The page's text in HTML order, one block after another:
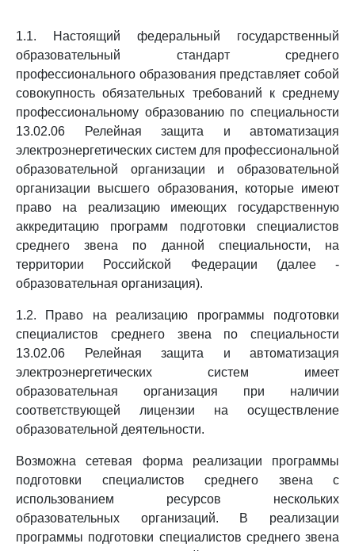
1.1. Настоящий федеральный государственный
образовательный стандарт среднего
профессионального образования представляет собой
совокупность обязательных требований к среднему
профессиональному образованию по специальности
13.02.06 Релейная защита и автоматизация
электроэнергетических систем для профессиональной
образовательной организации и образовательной
организации высшего образования, которые имеют
право на реализацию имеющих государственную
аккредитацию программ подготовки специалистов
среднего звена по данной специальности, на
территории Российской Федерации (далее -
образовательная организация).
1.2. Право на реализацию программы подготовки
специалистов среднего звена по специальности
13.02.06 Релейная защита и автоматизация
электроэнергетических систем имеет
образовательная организация при наличии
соответствующей лицензии на осуществление
образовательной деятельности.
Возможна сетевая форма реализации программы
подготовки специалистов среднего звена с
использованием ресурсов нескольких
образовательных организаций. В реализации
программы подготовки специалистов среднего звена